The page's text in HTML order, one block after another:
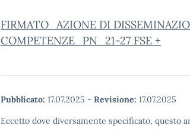
FIRMATO_AZIONE DI
COMPETENZE_PN_21-27 FSE +
Pubblicato: 17.07.2025 - Revisione: 17.07.2025
Eccetto dove diversamente specificato, questo